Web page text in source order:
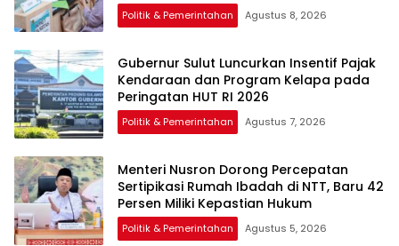
Politik & Pemerintahan Agustus 8, 2026
Gubernur Sulut Luncurkan Insentif Pajak
Kendaraan dan Program Kelapa pada
Peringatan HUT RI 2026
Politik & Pemerintahan Agustus 7, 2026
Menteri Nusron Dorong Percepatan
Sertipikasi Rumah Ibadah di NTT, Baru 42
Persen Miliki Kepastian Hukum
Politik & Pemerintahan Agustus 5, 2026